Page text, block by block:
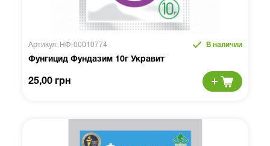
Артикул: НФ-00010774 В наличии
Фунгицид Фундазим 10г Укравит
25,00 грн